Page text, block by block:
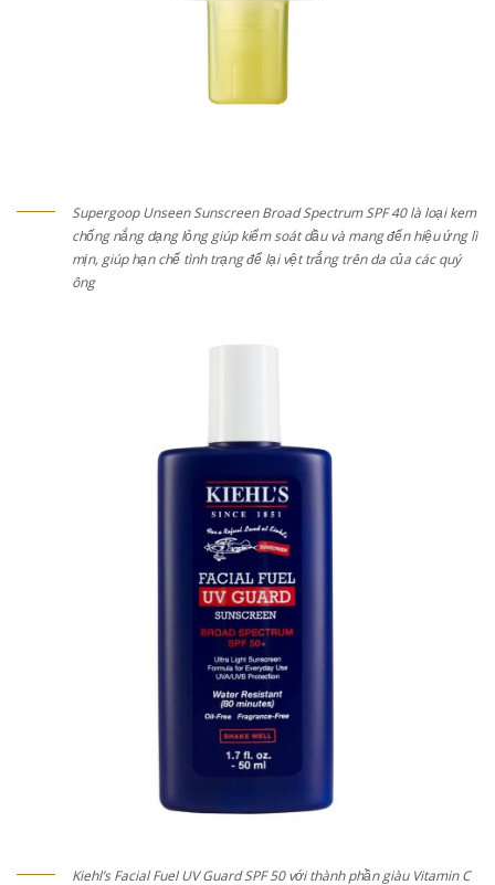
Supergoop Unseen Sunscreen Broad Spectrum SPF 40 là loại kem
chống nắng dạng lỏng giúp kiểm soát dầu và mang đến hiệu ứng lì
mịn, giúp hạn chế tình trạng để lại vệt trắng trên da của các quý
ông
Kiehl’s Facial Fuel UV Guard SPF 50 với thành phần giàu Vitamin C